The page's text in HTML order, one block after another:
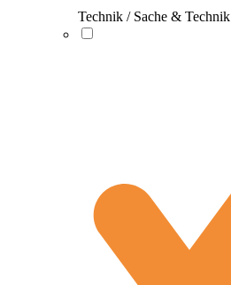
Technik / Sache & Technik